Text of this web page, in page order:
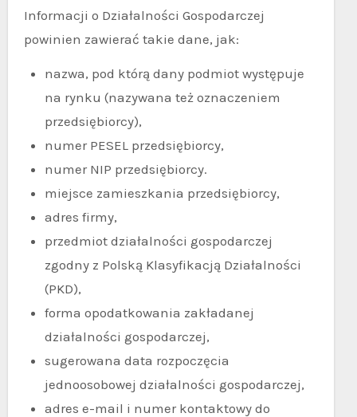
Informacji o Działalności Gospodarczej
powinien zawierać takie dane, jak:
nazwa, pod którą dany podmiot występuje
na rynku (nazywana też oznaczeniem
przedsiębiorcy),
numer PESEL przedsiębiorcy,
numer NIP przedsiębiorcy.
miejsce zamieszkania przedsiębiorcy,
adres firmy,
przedmiot działalności gospodarczej
zgodny z Polską Klasyfikacją Działalności
(PKD),
forma opodatkowania zakładanej
działalności gospodarczej,
sugerowana data rozpoczęcia
jednoosobowej działalności gospodarczej,
adres e-mail i numer kontaktowy do